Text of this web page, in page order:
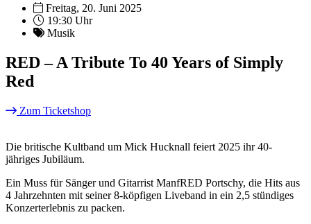
Freitag, 20. Juni 2025
19:30 Uhr
Musik
RED – A Tribute To 40 Years of Simply
Red
Zum Ticketshop
Die britische Kultband um Mick Hucknall feiert 2025 ihr 40-
jähriges Jubiläum.
Ein Muss für Sänger und Gitarrist ManfRED Portschy, die Hits aus
4 Jahrzehnten mit seiner 8-köpfigen Liveband in ein 2,5 stündiges
Konzerterlebnis zu packen.